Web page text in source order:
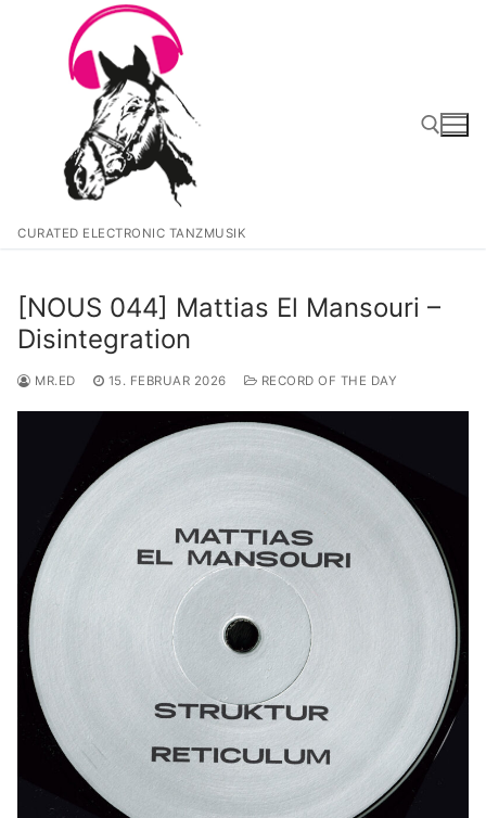
springen
CURATED ELECTRONIC TANZMUSIK
[NOUS 044] Mattias El Mansouri –
Disintegration
MR.ED 15. FEBRUAR 2026 RECORD OF THE DAY